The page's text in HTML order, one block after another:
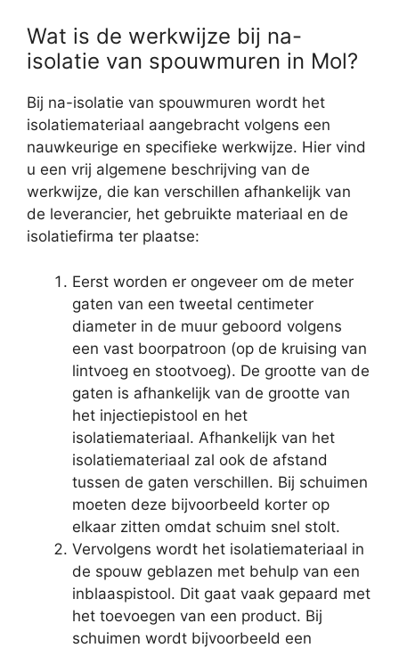
Wat is de werkwijze bij na-
isolatie van spouwmuren in Mol?
Bij na-isolatie van spouwmuren wordt het
isolatiemateriaal aangebracht volgens een
nauwkeurige en specifieke werkwijze. Hier vind
u een vrij algemene beschrijving van de
werkwijze, die kan verschillen afhankelijk van
de leverancier, het gebruikte materiaal en de
isolatiefirma ter plaatse:
Eerst worden er ongeveer om de meter
gaten van een tweetal centimeter
diameter in de muur geboord volgens
een vast boorpatroon (op de kruising van
lintvoeg en stootvoeg). De grootte van de
gaten is afhankelijk van de grootte van
het injectiepistool en het
isolatiemateriaal. Afhankelijk van het
isolatiemateriaal zal ook de afstand
tussen de gaten verschillen. Bij schuimen
moeten deze bijvoorbeeld korter op
elkaar zitten omdat schuim snel stolt.
Vervolgens wordt het isolatiemateriaal in
de spouw geblazen met behulp van een
inblaaspistool. Dit gaat vaak gepaard met
het toevoegen van een product. Bij
schuimen wordt bijvoorbeeld een